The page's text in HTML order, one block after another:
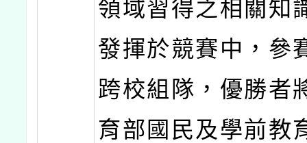
領域習得之相關知
發揮於競賽中，參
跨校組隊，優勝者
育部國民及學前教